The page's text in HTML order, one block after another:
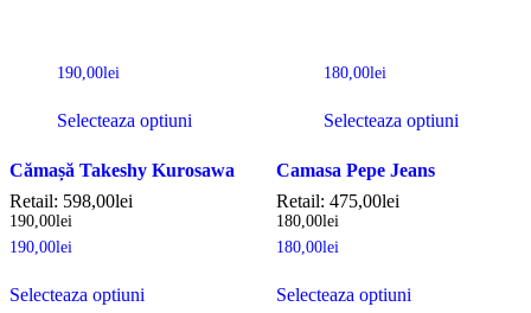
190,00lei
Selecteaza optiuni
Cămașă Takeshy Kurosawa
Retail: 598,00lei
190,00lei
190,00lei
Selecteaza optiuni
180,00lei
Selecteaza optiuni
Camasa Pepe Jeans
Retail: 475,00lei
180,00lei
180,00lei
Selecteaza optiuni